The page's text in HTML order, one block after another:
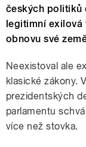
českých politiků
legitimní exilová
obnovu své
Neexistoval ale
klasické zákony.
prezidentských
parlamentu
více než stovka.